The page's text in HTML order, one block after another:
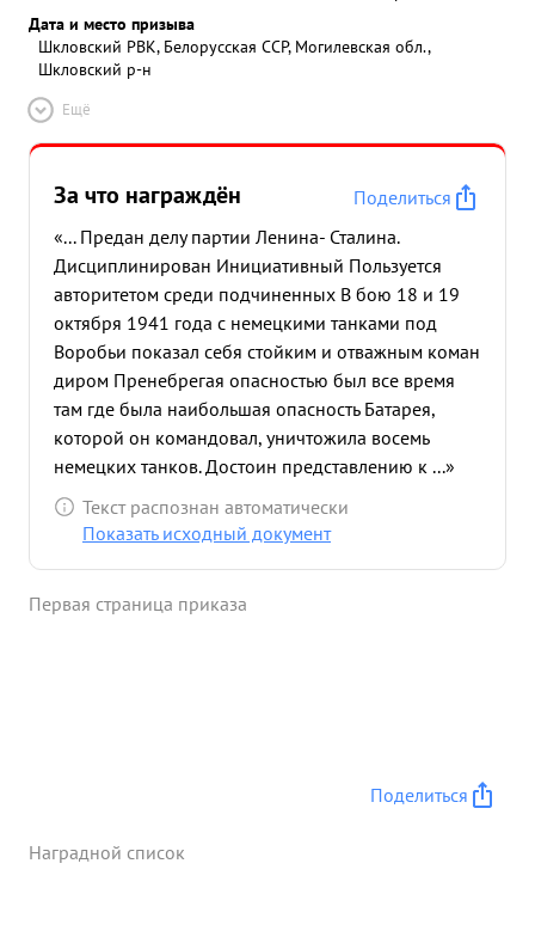
Дата и место призыва
Шкловский РВК, Белорусская ССР, Могилевская обл.,
Шкловский р-н
Ещё
За что награждён
Поделиться
«... Предан делу партии Ленина- Сталина.
Дисциплинирован Инициативный Пользуется
авторитетом среди подчиненных В бою 18 и 19
октября 1941 года с немецкими танками под
Воробьи показал себя стойким и отважным коман
диром Пренебрегая опасностью был все время
там где была наибольшая опасность Батарея,
которой он командовал, уничтожила восемь
немецких танков. Достоин представлению к ...»
Текст распознан автоматически
Показать исходный документ
Первая страница приказа
Поделиться
Наградной список